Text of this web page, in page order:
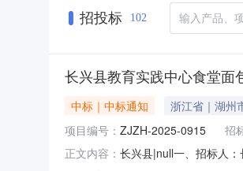
招投标 102
长兴县教育实践中心食堂面
中标｜中标通知 浙江省｜湖州
项目编号： ZJZH-2025-0915 招
正文内容： 长兴县|null一、招标人